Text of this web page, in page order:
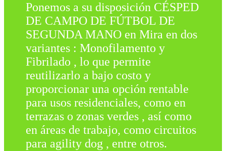
Ponemos a su disposición CÉSPED
DE CAMPO DE FÚTBOL DE
SEGUNDA MANO en Mira en dos
variantes : Monofilamento y
Fibrilado , lo que permite
reutilizarlo a bajo costo y
proporcionar una opción rentable
para usos residenciales, como en
terrazas o zonas verdes , así como
en áreas de trabajo, como circuitos
para agility dog , entre otros.